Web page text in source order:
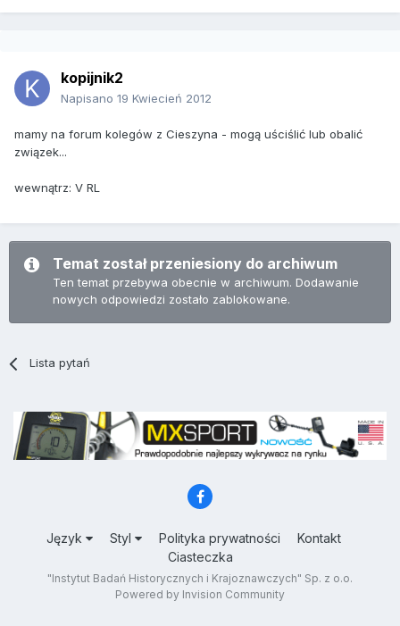
kopijnik2
Napisano 19 Kwiecień 2012
mamy na forum kolegów z Cieszyna - mogą uściślić lub obalić
związek...
wewnątrz: V RL
Temat został przeniesiony do archiwum
Ten temat przebywa obecnie w archiwum. Dodawanie
nowych odpowiedzi zostało zablokowane.
Lista pytań
Język Styl Polityka prywatności
Kontakt
Ciasteczka
"Instytut Badań Historycznych i Krajoznawczych" Sp. z o.o.
Powered by Invision Community